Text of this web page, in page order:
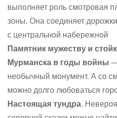
выполняет роль смотровая
зоны. Она соединяет
с центральной набережной
Памятник мужеству и
Мурманска в годы войны —
необычный монумент. А со
можно долго любоваться
Настоящая тундра.